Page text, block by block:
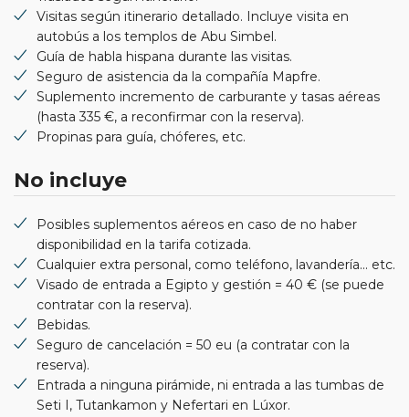
Visitas según itinerario detallado. Incluye visita en
autobús a los templos de Abu Simbel.
Guía de habla hispana durante las visitas.
Seguro de asistencia da la compañía Mapfre.
Suplemento incremento de carburante y tasas aéreas
(hasta 335 €, a reconfirmar con la reserva).
Propinas para guía, chóferes, etc.
No incluye
Posibles suplementos aéreos en caso de no haber
disponibilidad en la tarifa cotizada.
Cualquier extra personal, como teléfono, lavandería... etc.
Visado de entrada a Egipto y gestión = 40 € (se puede
contratar con la reserva).
Bebidas.
Seguro de cancelación = 50 eu (a contratar con la
reserva).
Entrada a ninguna pirámide, ni entrada a las tumbas de
Seti I, Tutankamon y Nefertari en Lúxor.